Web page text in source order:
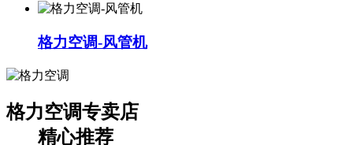
格力空调-风管机
格力空调专卖店
精心推荐